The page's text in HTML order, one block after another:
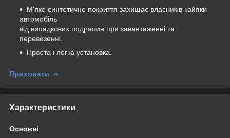
М'яке синтетичне покриття захищає власників кайяки
автомобіль
від випадкових подряпин при завантаженні та
перевезенні.
Проста і легка установка.
Приховати
Характеристики
Основні